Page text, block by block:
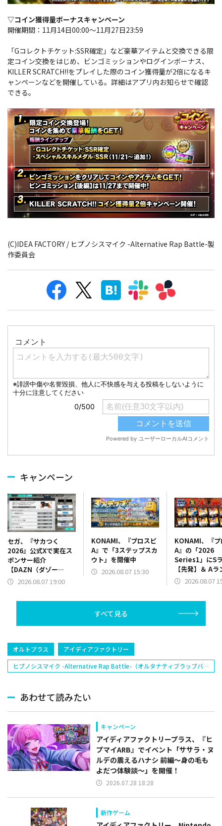
▽コイン獲得量ボーナスキャンペーン
開催期間：11月14日00:00～11月27日23:59
「Gコレクトチケット:SSR確定」など豪華アイテムと交換できる限
定コイン交換をはじめ、ビンゴミッションやログインボーナス、
KILLER SCRATCH!!をプレイした際のコイン獲得量が2倍になるキ
ャンペーンなどを開催している。詳細はアプリ内お知らせで確認
できる。
(C)IDEA FACTORY / ヒプノシスマイク -Alternative Rap Battle-製
作委員会
キャンペーン
セガ、『サカつく
2026』公式Xで実在ス
ポンサー紹介
【DAZN（ダゾー
ン）】篇をポスト
2026.08.07 19:00
KONAMI、『プロスピ
A』で「3ステップスカ
ウト」を開催中
2026.08.07 15:30
KONAMI、『
A』の「2026
Series1」にS
【先発】＆ Aラ
【野手】新登
塁手)、持丸泰
捕手)など
2026.08.07
すべて見る
オルトプラス
アイディアファクトリー
ヒプノシスマイク -Alternative Rap Battle-（オルタナティブラップバト
あわせて読みたい
キャンペーン
アイディアファクトリープラス、『ヒ
プマイARB』でイベント「ササラ・ヌ
ルデの震えるハナシ 前編～身の毛も
よだつ体験談～」を開催！
2026.07.28 18:28
新作ゲーム